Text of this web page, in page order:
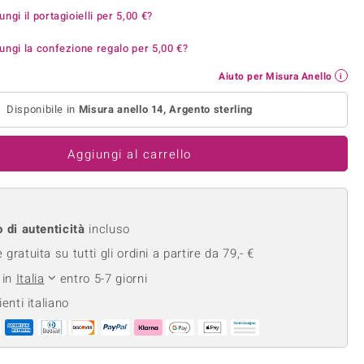
Anelli in Misura 26
Novità
Fluorite
Rodolite
Tormalina
il portagioielli per 5,00 €?
la confezione regalo per 5,00 €?
Aiuto per Misura Anello
Disponibile in Misura anello 14, Argento sterling
Aggiungi al carrello
di autenticità incluso
gratuita su tutti gli ordini a partire da 79,- €
Italia
entro 5-7 giorni
italiano